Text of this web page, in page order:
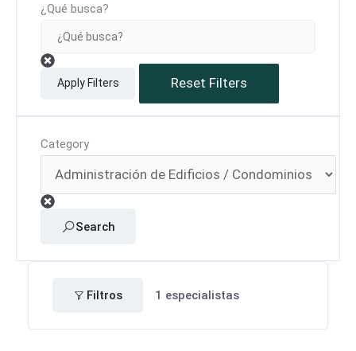
¿Qué busca?
Apply Filters Reset Filters
Category
Search
Filtros 1 especialistas